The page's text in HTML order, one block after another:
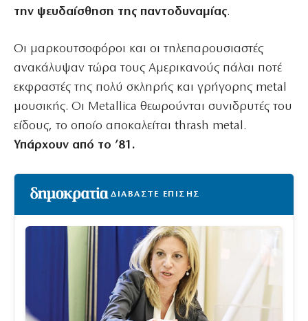
την ψευδαίσθηση της παντοδυναμίας.
Οι μαρκουτσοφόροι και οι τηλεπαρουσιαστές
ανακάλυψαν τώρα τους Αμερικανούς πάλαι ποτέ
εκφραστές της πολύ σκληρής και γρήγορης metal
μουσικής. Οι Metallica θεωρούνται συνιδρυτές του
είδους, το οποίο αποκαλείται thrash metal.
Υπάρχουν από το ’81.
ΔΙΑΒΑΣΤΕ ΕΠΙΣΗΣ